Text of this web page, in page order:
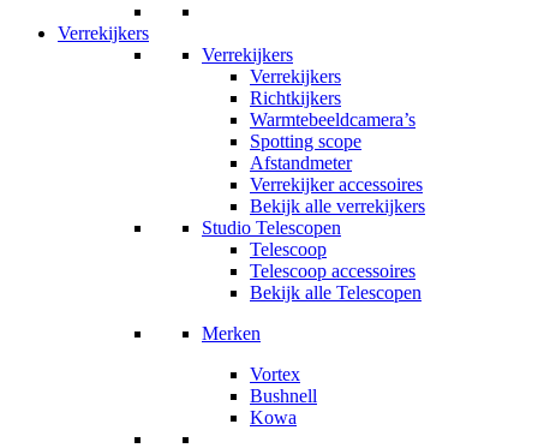
Verrekijkers
Verrekijkers
Verrekijkers
Richtkijkers
Warmtebeeldcamera’s
Spotting scope
Afstandmeter
Verrekijker accessoires
Bekijk alle verrekijkers
Studio Telescopen
Telescoop
Telescoop accessoires
Bekijk alle Telescopen
Merken
Vortex
Bushnell
Kowa